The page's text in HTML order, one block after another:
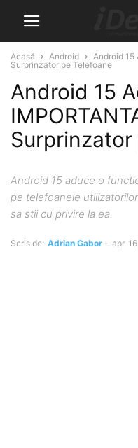
Acasă Android
Android 15
Surprinzator pe Telefoane
Android 15
Surprinzator
Android 15 aduce o
pe telefoanele
sa stii cu privire la ea.
Scris de: Adrian Gabor - apr.